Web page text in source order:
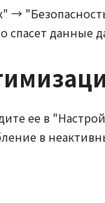
→
данные
ее в
в